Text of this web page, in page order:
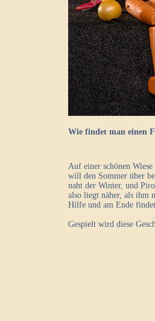
Wie findet man einen
Auf einer schönen
will den Sommer über
naht der Winter, und
also liegt näher, als ihm
Hilfe und am Ende
Gespielt wird diese